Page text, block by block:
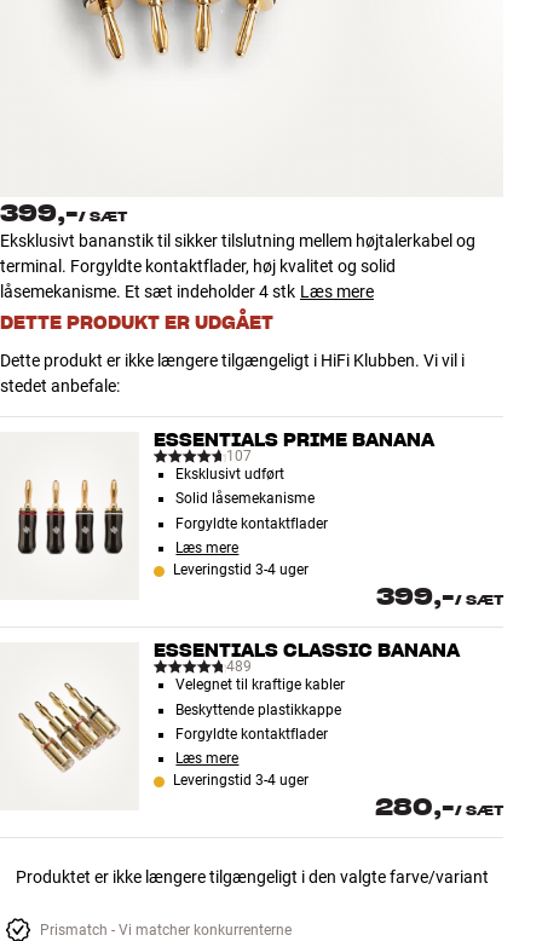
Tilbehør
TILBUD
Find Butik
Kundeservice
Log ind
399,-/ SÆT
Eksklusivt bananstik til sikker tilslutning mellem højtalerkabel og
terminal. Forgyldte kontaktflader, høj kvalitet og solid
låsemekanisme. Et sæt indeholder 4 stk Læs mere
DETTE PRODUKT ER UDGÅET
Dette produkt er ikke længere tilgængeligt i HiFi Klubben. Vi vil i
stedet anbefale:
ESSENTIALS PRIME BANANA
107
Eksklusivt udført
Solid låsemekanisme
Forgyldte kontaktflader
Læs mere
Leveringstid 3-4 uger
399,-/ SÆT
ESSENTIALS CLASSIC BANANA
489
Velegnet til kraftige kabler
Beskyttende plastikkappe
Forgyldte kontaktflader
Læs mere
Leveringstid 3-4 uger
280,-/ SÆT
Produktet er ikke længere tilgængeligt i den valgte farve/variant
Prismatch - Vi matcher konkurrenterne